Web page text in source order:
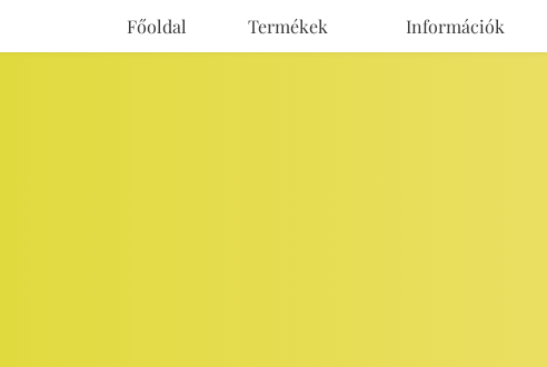
Főoldal Termékek Információk